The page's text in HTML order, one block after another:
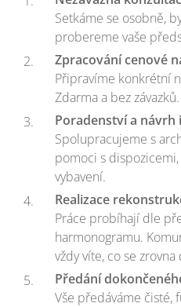
Setkáme se osobně,
probereme vaše
Zpracování cenové
Připravíme konkrétní
Zdarma a bez závazků.
Poradenství a návrh
Spolupracujeme s
pomoci s
vybavení.
Realizace
Práce probíhají dle
harmonogramu.
vždy víte, co se zrovna
Předání
Vše předáváme čisté,